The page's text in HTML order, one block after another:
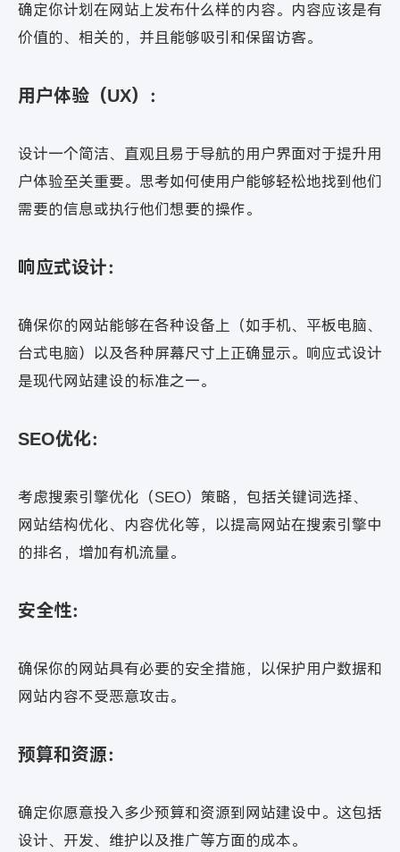
确定你计划在网站上发布什么样的内容。内容应该是有
价值的、相关的，并且能够吸引和保留访客。
用户体验（UX）：
设计一个简洁、直观且易于导航的用户界面对于提升用
户体验至关重要。思考如何使用户能够轻松地找到他们
需要的信息或执行他们想要的操作。
响应式设计：
确保你的网站能够在各种设备上（如手机、平板电脑、
台式电脑）以及各种屏幕尺寸上正确显示。响应式设计
是现代网站建设的标准之一。
SEO优化：
考虑搜索引擎优化（SEO）策略，包括关键词选择、
网站结构优化、内容优化等，以提高网站在搜索引擎中
的排名，增加有机流量。
安全性：
确保你的网站具有必要的安全措施，以保护用户数据和
网站内容不受恶意攻击。
预算和资源：
确定你愿意投入多少预算和资源到网站建设中。这包括
设计、开发、维护以及推广等方面的成本。